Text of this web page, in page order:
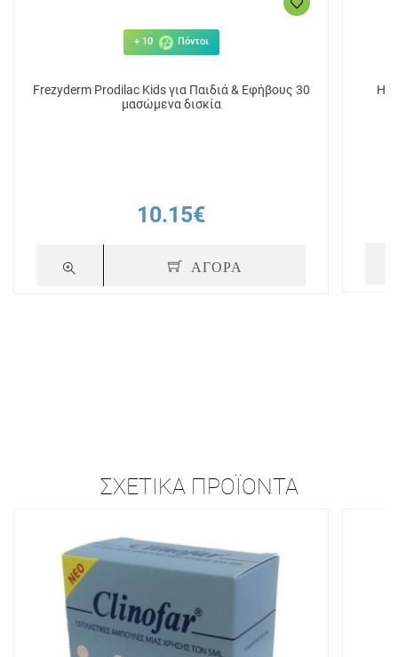
+ 10 Πόντοι
Frezyderm Prodilac Kids για Παιδιά & Εφήβους 30
μασώμενα δισκία
10.15€
ΑΓΟΡΑ
ΣΧΕΤΙΚΆ ΠΡΟΪΌΝΤΑ